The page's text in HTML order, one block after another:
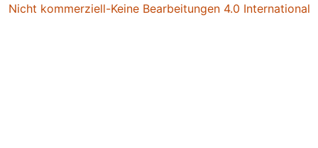
Nicht kommerziell-Keine Bearbeitungen 4.0 International